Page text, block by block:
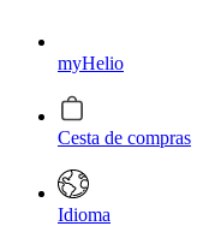
myHelio
Cesta de compras
Idioma